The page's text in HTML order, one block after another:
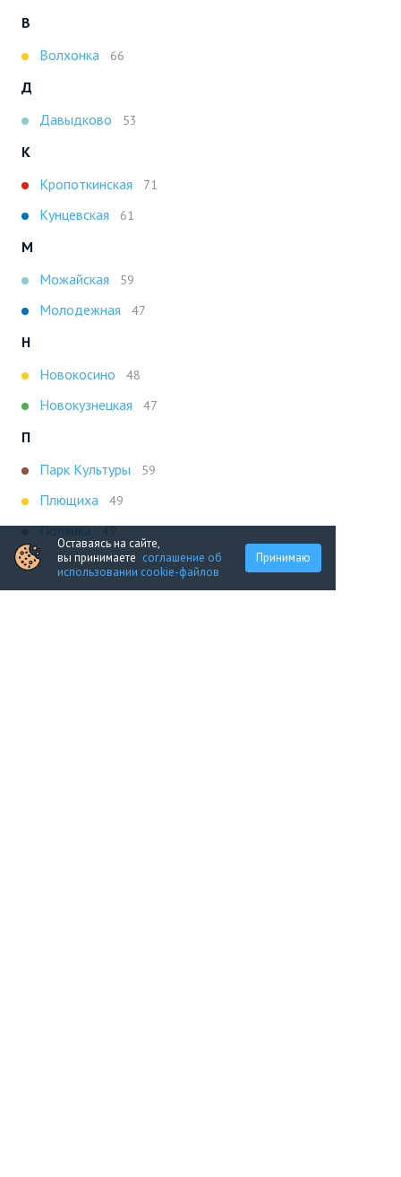
Оставаясь на сайте,
вы принимаете соглашение об
использовании cookie-файлов
Принимаю
В
Волхонка
66
Д
Давыдково
53
К
Кропоткинская
71
Кунцевская 61
М
Можайская
59
Молодежная 47
Н
Новокосино
48
Новокузнецкая 47
П
Парк Культуры
59
Плющиха 49
Полянка 49
Т
Третьяковская
47